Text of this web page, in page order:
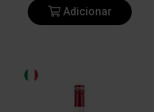
Adicionar